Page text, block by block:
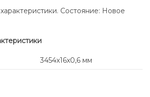
Состояние: Новое
3454x16x0,6 мм